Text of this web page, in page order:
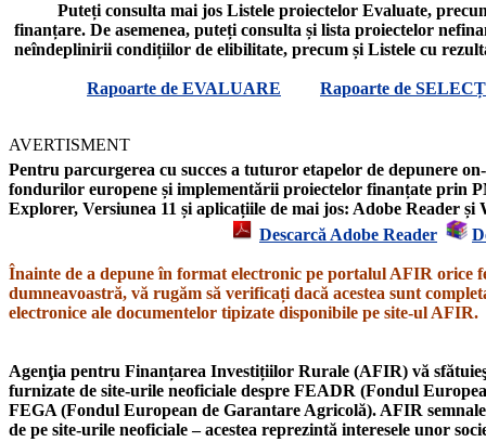
Puteți consulta mai jos Listele proiectelor Evaluate,
finanțare. De asemenea, puteți consulta și lista proiectelor
neîndeplinirii condițiilor de elibilitate, precum și Listele cu
Rapoarte de EVALUARE Rapoarte de
AVERTISMENT
Pentru parcurgerea cu succes a tuturor etapelor de depunere
fondurilor europene și implementării proiectelor finanțate prin
Explorer, Versiunea 11 și aplicațiile de mai jos: Adobe Reader și
Descarcă Adobe Reader
Înainte de a depune în format electronic pe portalul AFIR orice
dumneavoastră, vă rugăm să verificați dacă acestea sunt
electronice ale documentelor tipizate disponibile pe site-ul AFIR.
Agenţia pentru Finanțarea Investițiilor Rurale (AFIR) vă
furnizate de site-urile neoficiale despre FEADR (Fondul
FEGA (Fondul European de Garantare Agricolă). AFIR
de pe site-urile neoficiale – acestea reprezintă interesele unor